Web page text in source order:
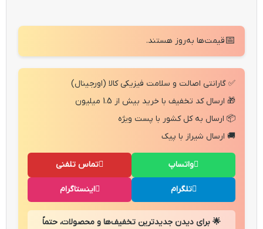
📅قیمت‌ها به‌روز هستند.
✅ گارانتی اصالت و سلامت فیزیکی کالا (اورجینال)
🎁 ارسال کد تخفیف با خرید بیش از 1.5 میلیون
📦 ارسال به کل کشور با پست ویژه
🚚 ارسال شیراز با پیک
تماس تلفنی واتساپ
اینستاگرام تلگرام
🌟 برای دیدن جدیدترین تخفیف‌ها و محصولات، حتماً